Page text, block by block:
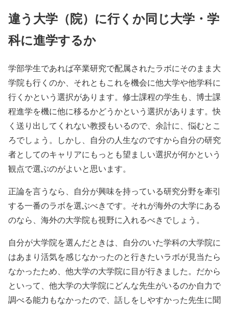
違う大学（院）に行くか同じ大学・学
科に進学するか
学部学生であれば卒業研究で配属されたラボにそのまま大
学院も行くのか、それともこれを機会に他大学や他学科に
行くかという選択があります。修士課程の学生も、博士課
程進学を機に他に移るかどうかという選択があります。快
く送り出してくれない教授もいるので、余計に、悩むとこ
ろでしょう。しかし、自分の人生なのですから自分の研究
者としてのキャリアにもっとも望ましい選択が何かという
観点で選ぶのがよいと思います。
正論を言うなら、自分が興味を持っている研究分野を牽引
する一番のラボを選ぶべきです。それが海外の大学にある
のなら、海外の大学院も視野に入れるべきでしょう。
自分が大学院を選んだときは、自分のいた学科の大学院に
はあまり活気を感じなかったのと行きたいラボが見当たら
なかったため、他大学の大学院に目が行きました。だから
といって、他大学の大学院にどんな先生がいるのか自力で
調べる能力もなかったので、話しをしやすかった先生に聞